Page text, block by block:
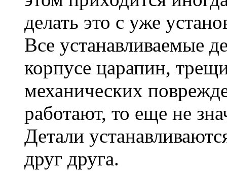
делать это с уже
Все устанавливаемые
корпусе царапин,
механических
работают, то еще не
Детали
друг друга.